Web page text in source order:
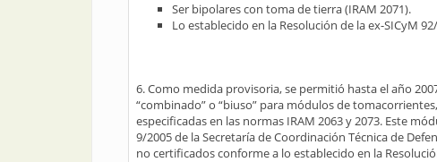
Ser bipolares con toma de tierra (IRAM 2071).
Lo establecido en la Resolución de la ex-SICyM
6. Como medida provisoria, se permitió hasta el año
“combinado” o “biuso” para módulos de
especificadas en las normas IRAM 2063 y 2073. Este
9/2005 de la Secretaría de Coordinación Técnica de
no certificados conforme a lo establecido en la